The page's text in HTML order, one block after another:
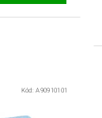
Kód:A90910101